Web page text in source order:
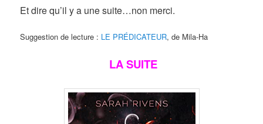
Et dire qu’il y a une suite…non merci.
Suggestion de lecture : LE PRÉDICATEUR, de Mila-Ha
LA SUITE